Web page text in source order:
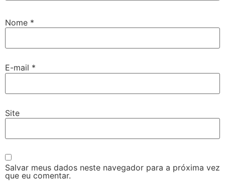
Nome *
E-mail *
Site
Salvar meus dados neste navegador para a próxima vez
que eu comentar.